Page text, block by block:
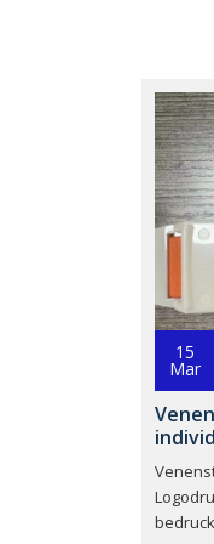
15
Mar